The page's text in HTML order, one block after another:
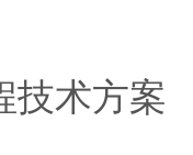
技术方案